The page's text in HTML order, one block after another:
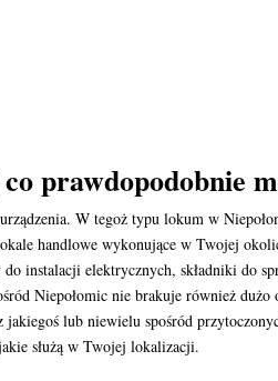
prawdopodobnie
W tegoż typu lokum w
handlowe wykonujące w Twojej
instalacji elektrycznych, składniki do
Niepołomic nie brakuje również
lub niewielu spośród
służą w Twojej lokalizacji.